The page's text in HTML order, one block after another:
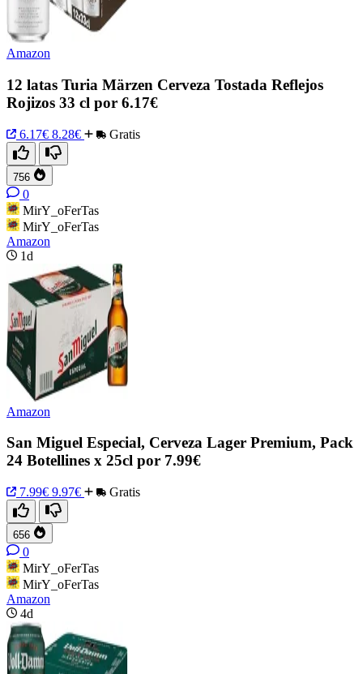
Amazon
12 latas Turia Märzen Cerveza Tostada Reflejos
Rojizos 33 cl por 6.17€
6.17€ 8.28€ Gratis
756
0
MirY_oFerTas
MirY_oFerTas
Amazon
1d
Amazon
San Miguel Especial, Cerveza Lager Premium, Pack
24 Botellines x 25cl por 7.99€
7.99€ 9.97€ Gratis
656
0
MirY_oFerTas
MirY_oFerTas
Amazon
4d